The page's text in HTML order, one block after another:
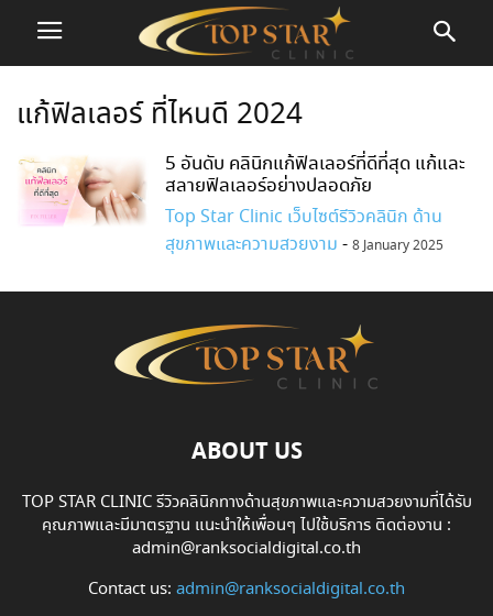
แก้ฟิลเลอร์ ที่ไหนดี 2024
5 อันดับ คลินิกแก้ฟิลเลอร์ที่ดีที่สุด แก้และ
สลายฟิลเลอร์อย่างปลอดภัย
Top Star Clinic เว็บไซต์รีวิวคลินิก ด้าน
สุขภาพและความสวยงาม - 8 January 2025
ABOUT US
TOP STAR CLINIC รีวิวคลินิกทางด้านสุขภาพและความสวยงามที่ได้รับ
คุณภาพและมีมาตรฐาน แนะนำให้เพื่อนๆ ไปใช้บริการ ติดต่องาน :
admin@ranksocialdigital.co.th
Contact us: admin@ranksocialdigital.co.th